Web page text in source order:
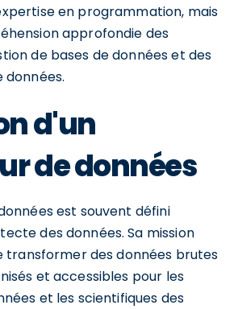
en programmation, mais
approfondie des
de bases de données et des
d'un
de données
est souvent défini
des données. Sa mission
transformer des données brutes
et accessibles pour les
et les scientifiques des